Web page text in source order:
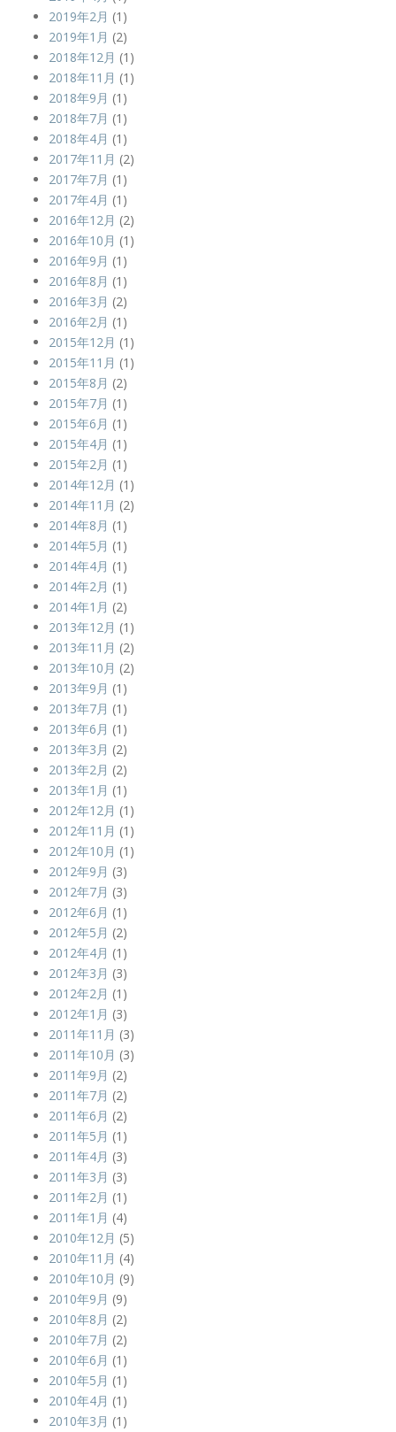
2019年2月 (1)
2019年1月 (2)
2018年12月 (1)
2018年11月 (1)
2018年9月 (1)
2018年7月 (1)
2018年4月 (1)
2017年11月 (2)
2017年7月 (1)
2017年4月 (1)
2016年12月 (2)
2016年10月 (1)
2016年9月 (1)
2016年8月 (1)
2016年3月 (2)
2016年2月 (1)
2015年12月 (1)
2015年11月 (1)
2015年8月 (2)
2015年7月 (1)
2015年6月 (1)
2015年4月 (1)
2015年2月 (1)
2014年12月 (1)
2014年11月 (2)
2014年8月 (1)
2014年5月 (1)
2014年4月 (1)
2014年2月 (1)
2014年1月 (2)
2013年12月 (1)
2013年11月 (2)
2013年10月 (2)
2013年9月 (1)
2013年7月 (1)
2013年6月 (1)
2013年3月 (2)
2013年2月 (2)
2013年1月 (1)
2012年12月 (1)
2012年11月 (1)
2012年10月 (1)
2012年9月 (3)
2012年7月 (3)
2012年6月 (1)
2012年5月 (2)
2012年4月 (1)
2012年3月 (3)
2012年2月 (1)
2012年1月 (3)
2011年11月 (3)
2011年10月 (3)
2011年9月 (2)
2011年7月 (2)
2011年6月 (2)
2011年5月 (1)
2011年4月 (3)
2011年3月 (3)
2011年2月 (1)
2011年1月 (4)
2010年12月 (5)
2010年11月 (4)
2010年10月 (9)
2010年9月 (9)
2010年8月 (2)
2010年7月 (2)
2010年6月 (1)
2010年5月 (1)
2010年4月 (1)
2010年3月 (1)